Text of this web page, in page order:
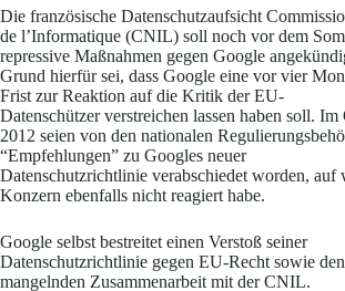
Die französische Datenschutzaufsicht
de l’Informatique (CNIL) soll noch vor dem
repressive Maßnahmen gegen Google
Grund hierfür sei, dass Google eine vor vier
Frist zur Reaktion auf die Kritik der EU-
Datenschützer verstreichen lassen haben soll. Im
2012 seien von den nationalen
“Empfehlungen” zu Googles neuer
Datenschutzrichtlinie verabschiedet worden, auf
Konzern ebenfalls nicht reagiert habe.
Google selbst bestreitet einen Verstoß seiner
Datenschutzrichtlinie gegen EU-Recht sowie
mangelnden Zusammenarbeit mit der CNIL.